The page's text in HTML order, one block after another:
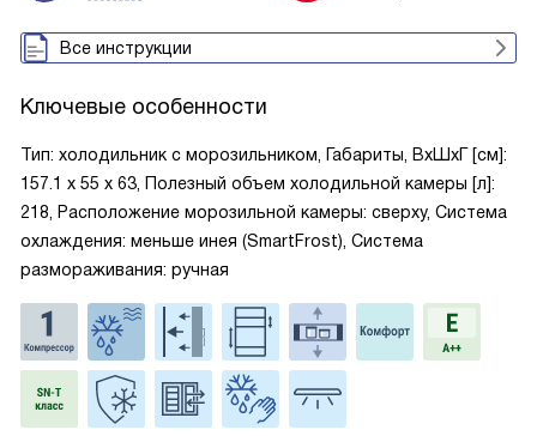
Все инструкции
Ключевые особенности
Тип: холодильник с морозильником, Габариты, ВxШxГ [см]:
157.1 х 55 х 63, Полезный объем холодильной камеры [л]:
218, Расположение морозильной камеры: сверху, Система
охлаждения: меньше инея (SmartFrost), Система
размораживания: ручная